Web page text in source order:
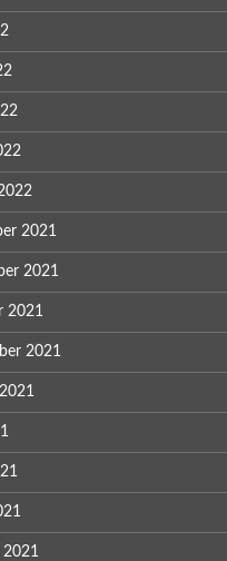
2021
2021
2021
2021
2021